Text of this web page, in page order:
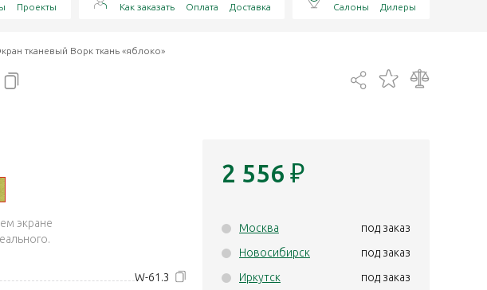
Проекты Как заказать Оплата Доставка Салоны Дилеры
тканевый Ворк ткань «яблоко»
экране
W-61.3
2 556 ₽
Москва
под заказ
Новосибирск
под заказ
Иркутск
под заказ